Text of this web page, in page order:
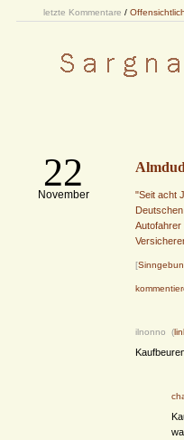
letzte Kommentare / Offensichtlich
22
November
"Seit acht
Autofahrer
[
ilnonno (